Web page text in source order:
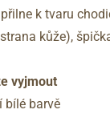
k tvaru
kůže),
vyjmout
bílé barvě